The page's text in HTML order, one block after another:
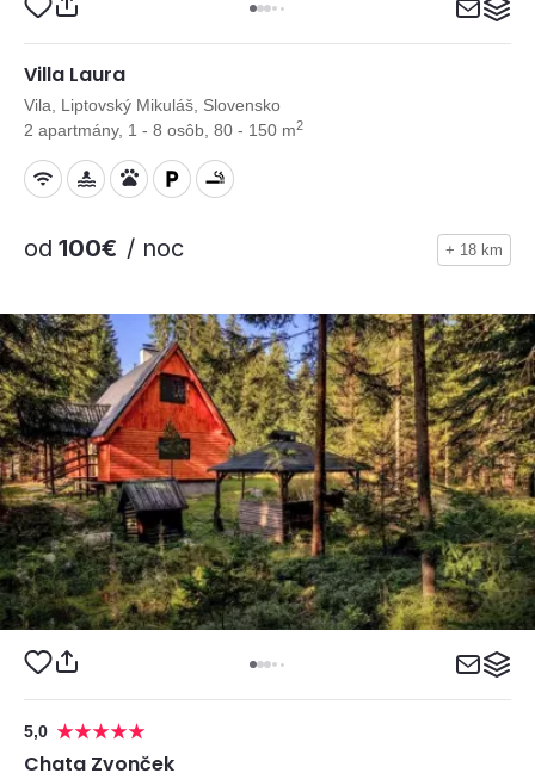
Villa Laura
Vila, Liptovský Mikuláš, Slovensko
2 apartmány, 1 - 8 osôb, 80 - 150 m2
od 100€ / noc + 18 km
5,0
Chata Zvonček